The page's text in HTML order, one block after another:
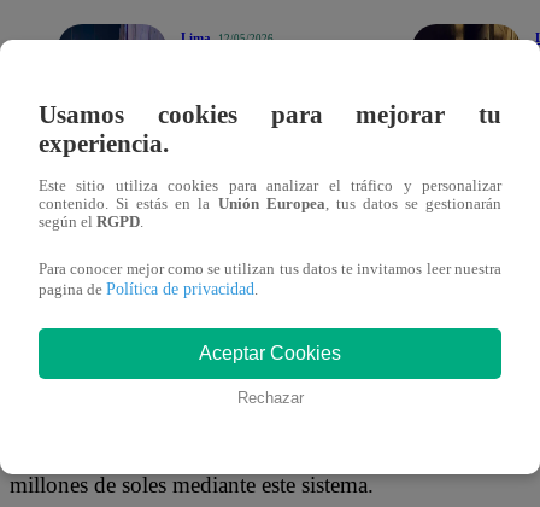
Lima
12/05/2026
accidente deja
tres muertos
habría
“pestañado”
Según la tesis fiscal, la organización habría operado
principalmente en el Damero A y B. De acuerdo con las
La investigación señala que los comerciantes debían
millones de soles mediante este sistema.
Usamos cookies para mejorar tu
experiencia.
Este sitio utiliza cookies para analizar el tráfico y personalizar
contenido. Si estás en la Unión Europea , tus datos se gestionarán
según el RGPD
Para conocer mejor como se utilizan tus datos te invitamos leer nuestra
pagina de Política de privacidad
Aceptar Cookies
Rechazar